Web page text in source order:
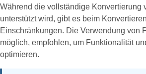
Während die vollständige Konvertierung
unterstützt wird, gibt es beim
Einschränkungen. Die Verwendung von
möglich, empfohlen, um Funktionalität
optimieren.